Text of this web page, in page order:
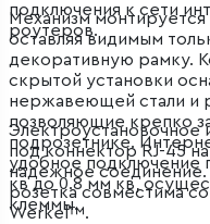
подключения к сети
роутеров.
Механизм
оставляя видимым
декоративную рамку.
скрытой установки
нержавеющей стали и
позволяющие крепко
подрозетнике.
удобное подключение
кв до 0.8 мм кв,
клеммы.
Электроустановочное
под коннектор RJ-45
надежное соединение.
розетка совместима
Werkel™.